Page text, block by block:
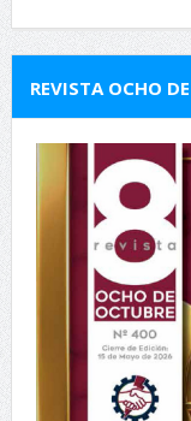
REVISTA OCHO